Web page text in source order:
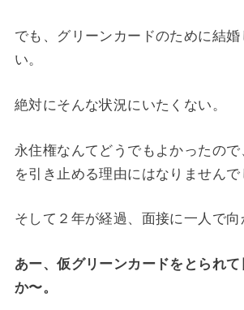
でも、グリーンカードのために結
い。
絶対にそんな状況にいたくない。
永住権なんてどうでもよかったので
を引き止める理由にはなりませんで
そして２年が経過、面接に一人で向
あー、仮グリーンカードをと られて
か〜。